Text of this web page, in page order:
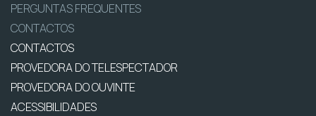
PERGUNTAS FREQUENTES
CONTACTOS
CONTACTOS
PROVEDORA DO TELESPECTADOR
PROVEDORA DO OUVINTE
ACESSIBILIDADES